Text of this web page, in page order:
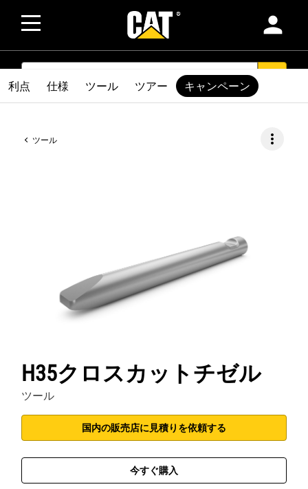
person
SEARCH
ツール more_vert
H35クロスカットチゼル
ツール
国内の販売店に見積りを依頼する
今すぐ購入
利点 仕様 ツール ツアー キャンペーン